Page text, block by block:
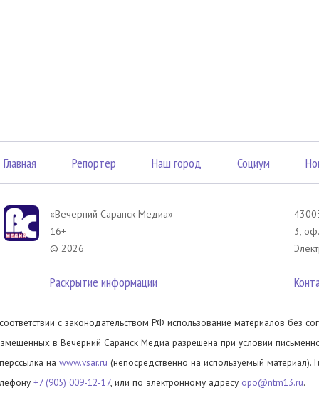
Главная Репортер Наш город Социум
«Вечерний Саранск Mедиа»
16+
© 2026
Раскрытие информации
3,
с законодательством РФ использование материалов без
в Вечерний Саранск Медиа разрешена при условии
на www.vsar.ru (непосредственно на используемый материал).
+7 (905) 009-12-17, или по электронному адресу opo@ntm13.ru.